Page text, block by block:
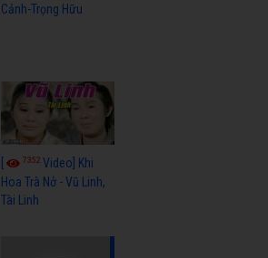
Cảnh-Trọng Hữu
7352Video] Khi
Hoa Trà Nở - Vũ Linh,
Tài Linh